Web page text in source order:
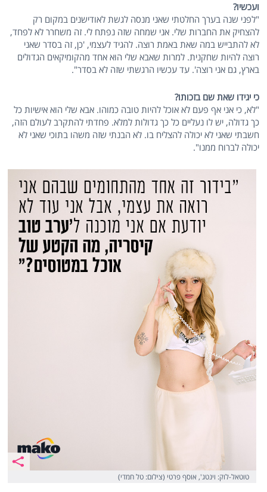
ועכשיו?
"לפני שנה בערך החלטתי שאני מנסה לגשת לאודישנים במקום רק
להצחיק את החברות שלי. אני שמחה שזה נפתח לי. זה משחרר לא לפחד,
לא להתבייש במה שאת באמת רוצה. להגיד לעצמי, 'כן, זה בסדר שאני
רוצה להיות שחקנית. למרות שאבא שלי הוא אחד מהקומיקאים הגדולים
בארץ, גם אני רוצה'. עד עכשיו הרגשתי שזה לא בסדר".
כי יגידו שאת שם בזכותו?
"לא, כי אני אף פעם לא אוכל להיות טובה כמוהו. אבא שלי הוא אישיות כל
כך גדולה, יש לו נעליים כל כך גדולות למלא. פחדתי להתקרב לעולם הזה,
חשבתי שאני לא יכולה להצליח בו. לא הבנתי שזה משהו בתוכי שאני לא
יכולה לברוח ממנו".
טוטאל-לוק: וינטג', אוסף פרטי (צילום: טל חמדי)